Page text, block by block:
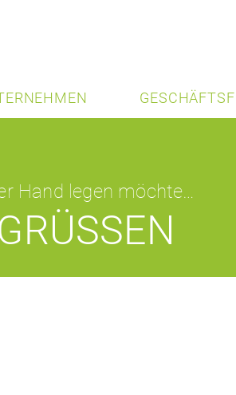
Hand legen möchte…